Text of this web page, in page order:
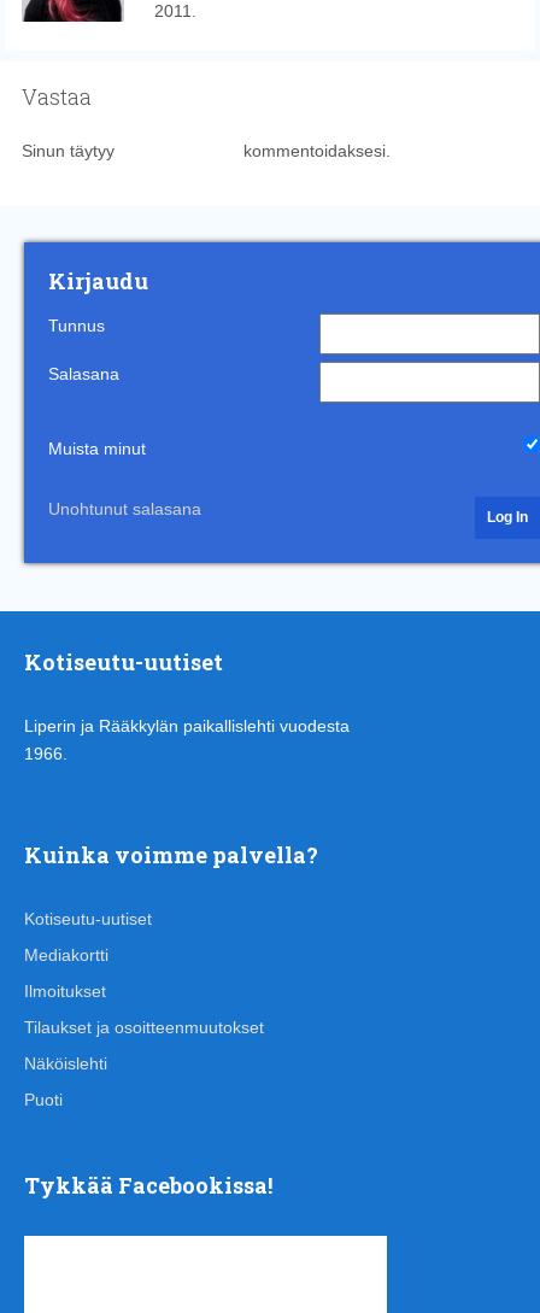
2011.
Vastaa
Sinun täytyy kommentoidaksesi.
Kirjaudu
Tunnus
Salasana
Muista minut
Unohtunut salasana
Kotiseutu-uutiset
Liperin ja Rääkkylän paikallislehti vuodesta
1966.
Kuinka voimme palvella?
Kotiseutu-uutiset
Mediakortti
Ilmoitukset
Tilaukset ja osoitteenmuutokset
Näköislehti
Puoti
Tykkää Facebookissa!